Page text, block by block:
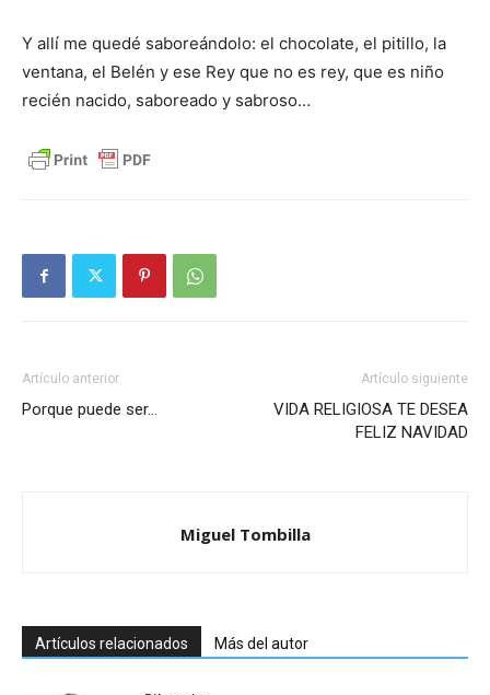
Y allí me quedé saboreándolo: el chocolate, el pitillo, la
ventana, el Belén y ese Rey que no es rey, que es niño
recién nacido, saboreado y sabroso…
Artículo anterior
Porque puede ser…
Artículo siguiente
VIDA RELIGIOSA TE DESEA
FELIZ NAVIDAD
Miguel Tombilla
Artículos relacionados Más del autor